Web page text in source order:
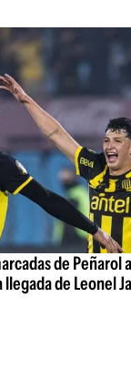
de Peñarol
llegada de Leonel